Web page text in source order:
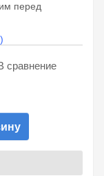
перед
сравнение